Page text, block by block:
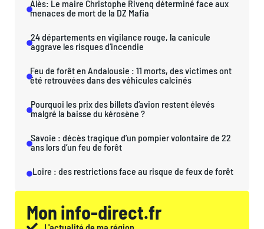
Alès: Le maire Christophe Rivenq déterminé face aux
menaces de mort de la DZ Mafia
24 départements en vigilance rouge, la canicule
aggrave les risques d’incendie
Feu de forêt en Andalousie : 11 morts, des victimes ont
été retrouvées dans des véhicules calcinés
Pourquoi les prix des billets d’avion restent élevés
malgré la baisse du kérosène ?
Savoie : décès tragique d’un pompier volontaire de 22
ans lors d’un feu de forêt
Loire : des restrictions face au risque de feux de forêt
Mon info-direct.fr